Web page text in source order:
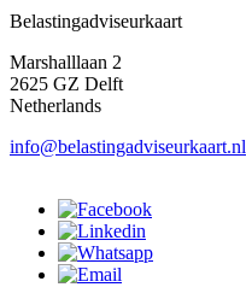
Belastingadviseurkaart
Marshalllaan 2
2625 GZ Delft
Netherlands
info@belastingadviseurkaart.nl